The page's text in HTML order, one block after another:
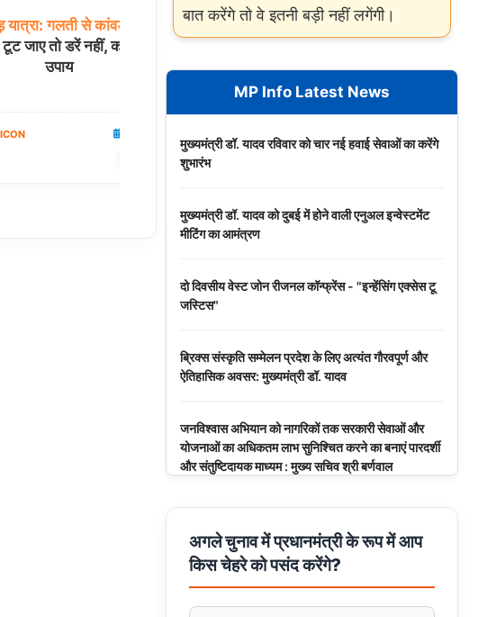
यात्रा: गलती से कांवड़
जमीन पर
टूट जाए तो डरें नहीं, करें ये अचूक
उपाय
सावन में कांवड़ खंडित होने पर न
भयभीत,
यात्रा
बात करेंगे तो वे इतनी बड़ी नहीं लगेंगी।
MP Info Latest News
मुख्यमंत्री डॉ. यादव रविवार को चार नई हवाई सेवाओं का करेंगे
शुभारंभ
मुख्यमंत्री डॉ. यादव को दुबई में होने वाली एनुअल इन्वेस्टमेंट
मीटिंग का आमंत्रण
दो दिवसीय वेस्ट जोन रीजनल कॉन्फ्रेंस - "इन्हेंसिंग एक्सेस टू
जस्टिस"
ब्रिक्स संस्कृति सम्मेलन प्रदेश के लिए अत्यंत गौरवपूर्ण और
ऐतिहासिक अवसर: मुख्यमंत्री डॉ. यादव
जनविश्वास अभियान को नागरिकों तक सरकारी सेवाओं और
योजनाओं का अधिकतम लाभ सुनिश्चित करने का बनाएं पारदर्शी
और संतुष्टिदायक माध्यम : मुख्य सचिव श्री बर्णवाल
मध्यप्रदेश पुलिस का साइबर नवाचार राष्ट्रीय मंच पर सम्मानित
अगले चुनाव में प्रधानमंत्री के रूप में आप
किस चेहरे को पसंद करेंगे?